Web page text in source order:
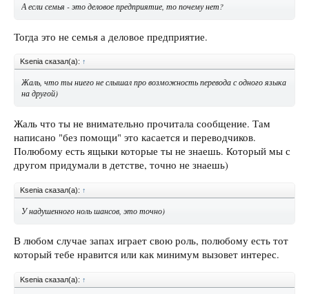
А если семья - это деловое предприятие, то почему нет?
Тогда это не семья а деловое предприятие.
Ksenia сказал(а): ↑
Жаль, что ты ниего не слышал про возможность перевода с одного языка
на другой)
Жаль что ты не внимательно прочитала сообщение. Там
написано "без помощи" это касается и переводчиков.
Полюбому есть ящыки которые ты не знаешь. Который мы с
другом придумали в детстве, точно не знаешь)
Ksenia сказал(а): ↑
У надушенного ноль шансов, это точно)
В любом случае запах играет свою роль, полюбому есть тот
который тебе нравится или как минимум вызовет интерес.
Ksenia сказал(а): ↑